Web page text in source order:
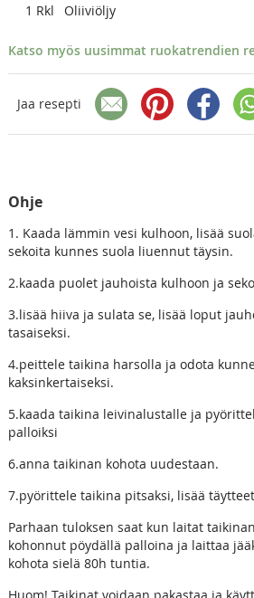
1 Rkl Oliiviöljy
Katso myös uusimmat ruokatrendien
Jaa resepti
Ohje
1. Kaada lämmin vesi kulhoon, lisää
sekoita kunnes suola liuennut täysin.
2.kaada puolet jauhoista kulhoon ja
3.lisää hiiva ja sulata se, lisää loput
tasaiseksi.
4.peittele taikina harsolla ja odota
kaksinkertaiseksi.
5.kaada taikina leivinalustalle ja
palloiksi
6.anna taikinan kohota uudestaan.
7.pyörittele taikina pitsaksi, lisää
Parhaan tuloksen saat kun laitat
kohonnut pöydällä palloina ja laittaa
kohota sielä 80h tuntia.